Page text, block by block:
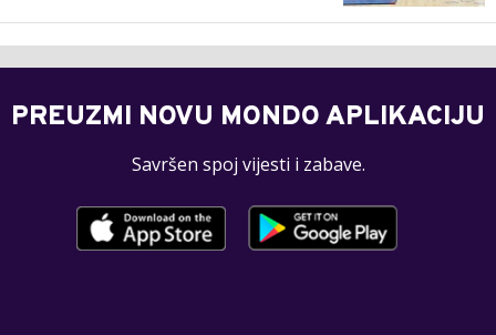
PREUZMI NOVU MONDO APLIKACIJU
Savršen spoj vijesti i zabave.